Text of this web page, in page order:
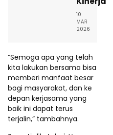
10
MAR
2026
“Semoga apa yang telah
kita lakukan bersama bisa
memberi manfaat besar
bagi masyarakat, dan ke
depan kerjasama yang
baik ini dapat terus
terjalin,” tambahnya.